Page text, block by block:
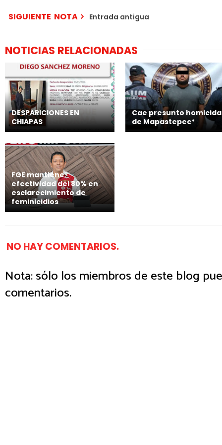
SIGUIENTE NOTA Entrada antigua
NOTICIAS RELACIONADAS
DESPARICIONES EN
CHIAPAS
Cae presunto homicida
de Mapastepec*
FGE mantiene
efectividad del 80% en
esclarecimiento de
feminicidios
NO HAY COMENTARIOS.
Nota: sólo los miembros de este blog
comentarios.